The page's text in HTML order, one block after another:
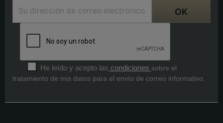
He leído y acepto las condiciones sobre el
tratamiento de mis datos para el envío de correo informativo.